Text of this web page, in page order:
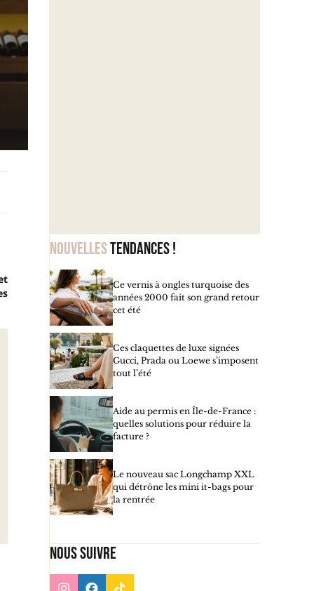
Nouvellestendances !
Ce vernis à ongles turquoise des
années 2000 fait son grand retour
cet été
Ces claquettes de luxe signées
Gucci, Prada ou Loewe s’imposent
tout l’été
Aide au permis en Île-de-France :
quelles solutions pour réduire la
facture ?
Le nouveau sac Longchamp XXL
qui détrône les mini it-bags pour
la rentrée
Nous suivre